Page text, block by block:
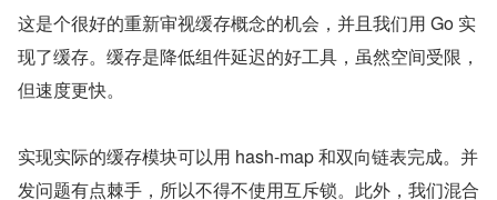
这是个很好的重新审视缓存概念的机会，并且我们用 Go 实
现了缓存。缓存是降低组件延迟的好工具，虽然空间受限，
但速度更快。
实现实际的缓存模块可以用 hash-map 和双向链表完成。并
发问题有点棘手，所以不得不使用互斥锁。此外，我们混合